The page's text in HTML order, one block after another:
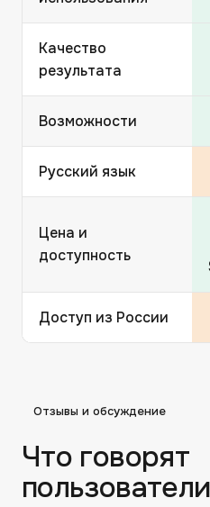
Качество
результата
Возможности
Русский язык
Цена и
доступность
Доступ из России
Отзывы и обсуждение
Что говорят